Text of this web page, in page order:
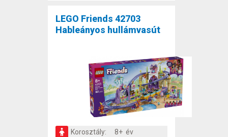
LEGO Friends 42703
Hableányos hullámvasút
Korosztály:
8+ év